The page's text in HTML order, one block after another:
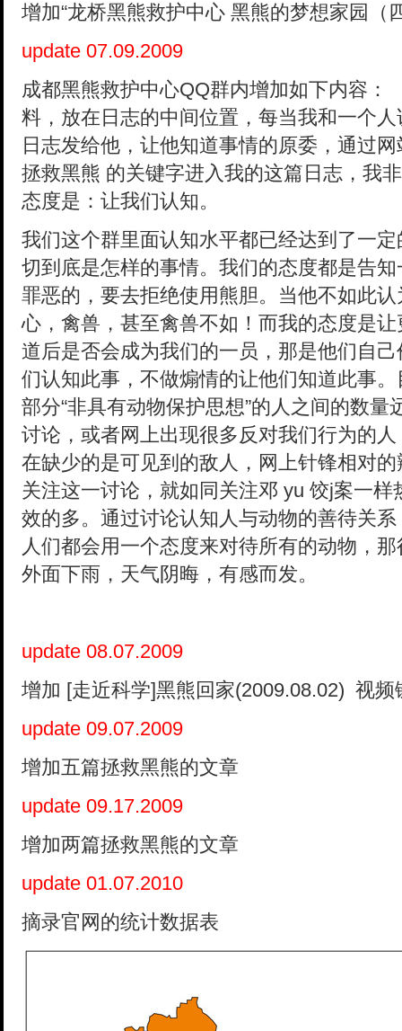
增加“龙桥黑熊救护中心 黑熊的梦想家园（
update 07.09.2009
成都黑熊救护中心QQ群内增加如下内容
料，放在日志的中间位置，每当我和一个
日志发给他，让他知道事情的原委，通过
拯救黑熊 的关键字进入我的这篇日志，我
态度是：让我们认知。
我们这个群里面认知水平都已经达到了一
切到底是怎样的事情。我们的态度都是告
罪恶的，要去拒绝使用熊胆。当他不如此
心，禽兽，甚至禽兽不如！而我的态度是
道后是否会成为我们的一员，那是他们自
们认知此事，不做煽情的让他们知道此事
部分“非具有动物保护思想”的人之间的数
讨论，或者网上出现很多反对我们行为的
在缺少的是可见到的敌人，网上针锋相对
关注这一讨论，就如同关注邓 yu 饺j案一
效的多。通过讨论认知人与动物的善待关
人们都会用一个态度来对待所有的动物，
外面下雨，天气阴晦，有感而发。
update 08.07.2009
增加 [走近科学]黑熊回家(2009.08.02) 视频
update 09.07.2009
增加五篇拯救黑熊的文章
update 09.17.2009
增加两篇拯救黑熊的文章
update 01.07.2010
摘录官网的统计数据表